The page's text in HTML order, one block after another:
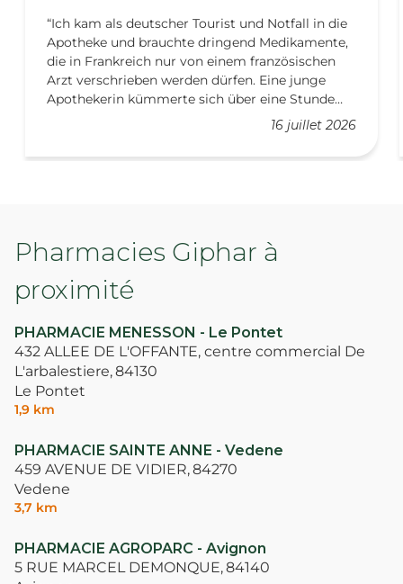
16 juillet 2026
Ich kam als deutscher Tourist und Notfall in die
Apotheke und brauchte dringend Medikamente,
die in Frankreich nur von einem französischen
Arzt verschrieben werden dürfen. Eine junge
Apothekerin kümmerte sich über eine Stunde
und über ihren Feierabend hinaus um mich,
führte mich durch den Medadom, besprach alles
mit dem französischen Arzt und sorgte dafür,
Mitarbeiterinnen!
Pharmacies Giphar à
proximité
PHARMACIE MENESSON - Le Pontet
432 ALLEE DE L'OFFANTE, centre commercial De
L'arbalestiere,84130
Le Pontet
1,9 km
PHARMACIE SAINTE ANNE - Vedene
459 AVENUE DE VIDIER,84270
Vedene
3,7 km
PHARMACIE AGROPARC - Avignon
5 RUE MARCEL DEMONQUE,84140